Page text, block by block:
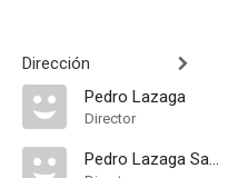
Dirección
Pedro Lazaga
Director
Pedro Lazaga Sabater